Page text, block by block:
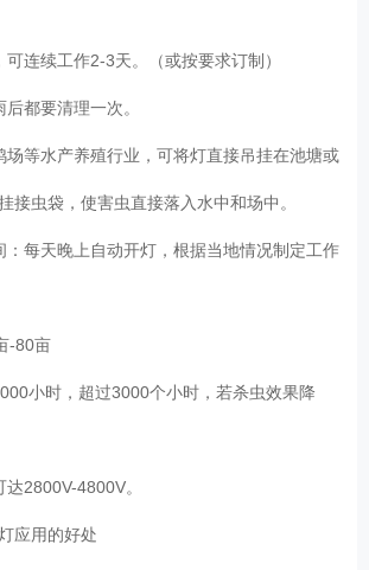
可连续工作2-3天。（或按要求订制）
后都要清理一次。
场等水产养殖行业，可将灯直接吊挂在池塘或
接虫袋，使害虫直接落入水中和场中。
：每天晚上自动开灯，根据当地情况制定工作
-80亩
小时，超过3000个小时，若杀虫效果降
达2800V-4800V。
应用的好处